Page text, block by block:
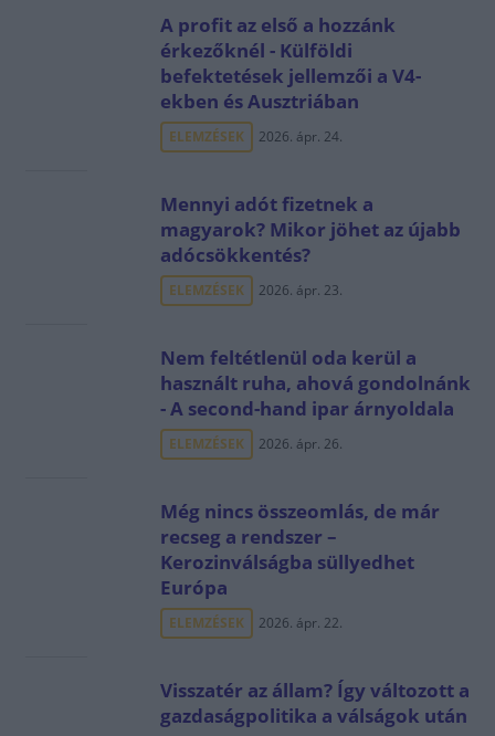
A profit az első a hozzánk
érkezőknél - Külföldi
befektetések jellemzői a V4-
ekben és Ausztriában
ELEMZÉSEK 2026. ápr. 24.
Mennyi adót fizetnek a
magyarok? Mikor jöhet az újabb
adócsökkentés?
ELEMZÉSEK 2026. ápr. 23.
Nem feltétlenül oda kerül a
használt ruha, ahová gondolnánk
- A second-hand ipar árnyoldala
ELEMZÉSEK 2026. ápr. 26.
Még nincs összeomlás, de már
recseg a rendszer –
Kerozinválságba süllyedhet
Európa
ELEMZÉSEK 2026. ápr. 22.
Visszatér az állam? Így változott a
gazdaságpolitika a válságok után